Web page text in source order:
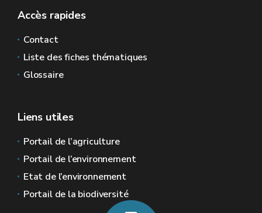
Accès rapides
Contact
Liste des fiches thématiques
Glossaire
Liens utiles
Portail de l’agriculture
Portail de l’environnement
Etat de l’environnement
Portail de la biodiversité